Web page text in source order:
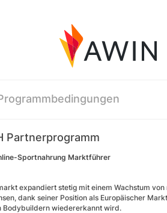
Partnerprogramm
Sportnahrung Marktführer
expandiert stetig mit einem Wachstum
dank seiner Position als Europäischer
Bodybuildern wiedererkannt wird.